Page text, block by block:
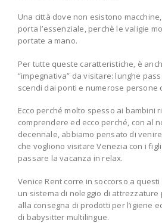
Una città dove non esistono
porta l’essenziale, perchè le valigie
portate a mano.
Per tutte queste caratteristiche, è
“impegnativa” da visitare: lunghe
scendi dai ponti e numerose persone
Ecco perché molto spesso ai bambini
comprendere ed ecco perché, con al
decennale, abbiamo pensato di
che vogliono visitare Venezia con i
passare la vacanza in relax.
Venice Rent corre in soccorso a
un sistema di noleggio di attrezzature
alla consegna di prodotti per l’igiene
di babysitter multilingue.